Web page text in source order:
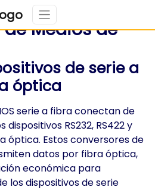
Medios de
de serie a
óptica
serie a fibra conectan de
RS232, RS422 y
óptica. Estos conversores de
datos por fibra óptica,
económica para
los dispositivos de serie